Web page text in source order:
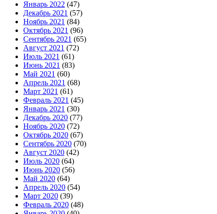
Январь 2022 (47)
Декабрь 2021 (57)
Ноябрь 2021 (84)
Октябрь 2021 (96)
Сентябрь 2021 (65)
Август 2021 (72)
Июль 2021 (61)
Июнь 2021 (83)
Май 2021 (60)
Апрель 2021 (68)
Март 2021 (61)
Февраль 2021 (45)
Январь 2021 (30)
Декабрь 2020 (77)
Ноябрь 2020 (72)
Октябрь 2020 (67)
Сентябрь 2020 (70)
Август 2020 (42)
Июль 2020 (64)
Июнь 2020 (56)
Май 2020 (64)
Апрель 2020 (54)
Март 2020 (39)
Февраль 2020 (48)